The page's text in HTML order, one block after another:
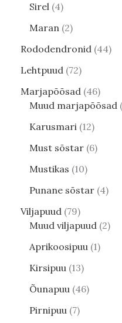
Sirel 4
Maran 2
Rododendronid 44
Lehtpuud 72
Marjapõõsad 46
Muud marjapõõsad
Karusmari 12
Must sõstar 6
Mustikas 10
Punane sõstar 4
Viljapuud 79
Muud viljapuud 2
Aprikoosipuu 1
Kirsipuu 13
Õunapuu 46
Pirnipuu 7